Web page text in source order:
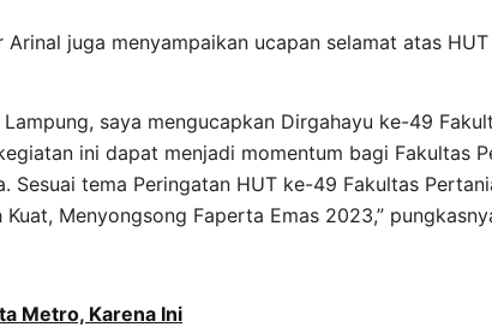
juga menyampaikan ucapan selamat atas
Lampung, saya mengucapkan Dirgahayu ke-49
ini dapat menjadi momentum bagi Fakultas
Sesuai tema Peringatan HUT ke-49 Fakultas
Menyongsong Faperta Emas 2023,”
Metro, Karena Ini